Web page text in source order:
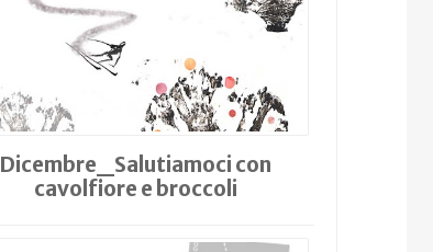
Dicembre_Salutiamoci con
cavolfiore e broccoli